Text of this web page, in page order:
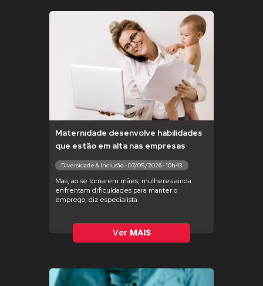
Maternidade desenvolve habilidades
que estão em alta nas empresas
Diversidade & Inclusão - 07/05/2026 - 10h43
Mas, ao se tornarem mães, mulheres ainda
enfrentam dificuldades para manter o
emprego, diz especialista
Ver MAIS